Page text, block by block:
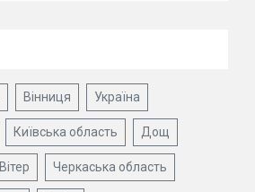
Вінниця Україна
Київська область Дощ
Вітер Черкаська область